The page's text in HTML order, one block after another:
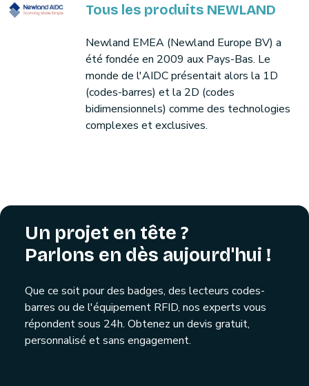
Tous les produits NEWLAND
Newland EMEA (Newland Europe BV) a
été fondée en 2009 aux Pays-Bas. Le
monde de l'AIDC présentait alors la 1D
(codes-barres) et la 2D (codes
bidimensionnels) comme des technologies
complexes et exclusives.
Un projet en tête ?
Parlons en dès aujourd'hui !
Que ce soit pour des badges, des lecteurs codes-
barres ou de l'équipement RFID, nos experts vous
répondent sous 24h. Obtenez un devis gratuit,
personnalisé et sans engagement.